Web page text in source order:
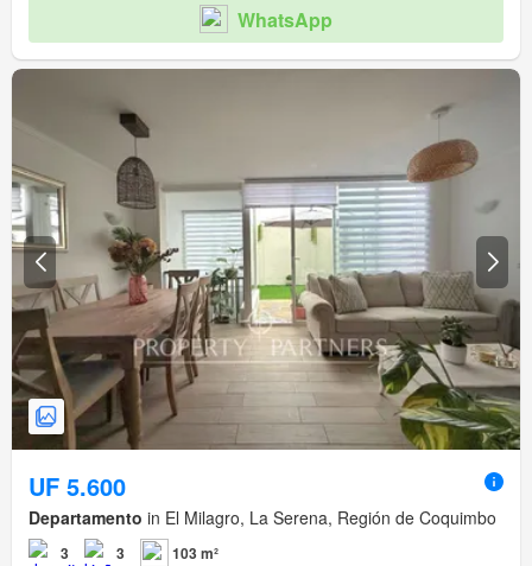
WhatsApp
UF 5.600
Departamento in El Milagro, La Serena, Región de Coquimbo
3 3 103 m²